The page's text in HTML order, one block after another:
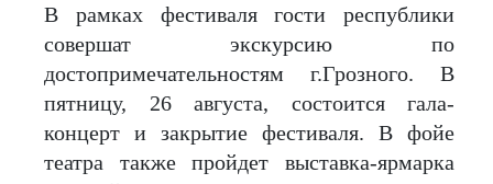
В рамках фестиваля гости республики
совершат экскурсию по
достопримечательностям г.Грозного. В
пятницу, 26 августа, состоится гала-
концерт и закрытие фестиваля. В фойе
театра также пройдет выставка-ярмарка